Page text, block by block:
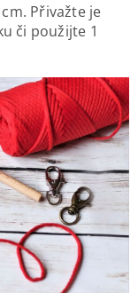
Přivažte je
či použijte 1